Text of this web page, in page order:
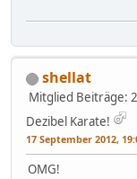
shellat
Mitglied Beiträge:
Dezibel Karate!
17 September 2012,
OMG!